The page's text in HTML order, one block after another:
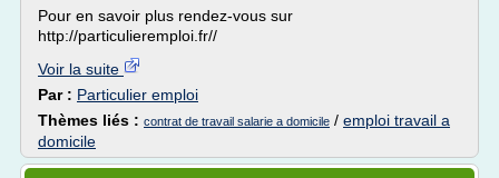
Pour en savoir plus rendez-vous sur
http://particulieremploi.fr//
Voir la suite
Par : Particulier emploi
Thèmes liés : contrat de travail salarie a domicile / emploi travail a
domicile